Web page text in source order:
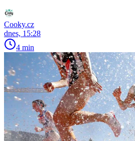
Cooky.cz
dnes, 15:28
4 min